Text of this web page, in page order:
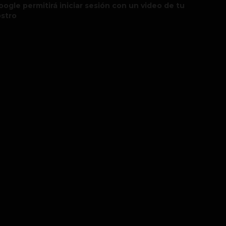
permitirá iniciar sesión con un video de tu